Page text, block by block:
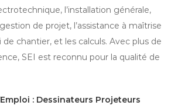
l’installation générale,
de projet, l’assistance à maîtrise
de chantier, et les calculs. Avec plus de
SEI est reconnu pour la qualité de
: Dessinateurs Projeteurs